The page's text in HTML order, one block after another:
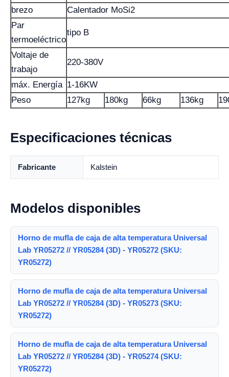
brezo
Calentador MoSi2
Par
termoeléctrico
tipo B
Voltaje de
trabajo
220-380V
máx. Energía 1-16KW
Peso
127kg 180kg 66kg 136kg
Especificaciones técnicas
Fabricante Kalstein
Modelos disponibles
Horno de mufla de caja de alta temperatura Universal
Lab YR05272 // YR05284 (3D) - YR05272 (SKU:
YR05272)
Horno de mufla de caja de alta temperatura Universal
Lab YR05272 // YR05284 (3D) - YR05273 (SKU:
YR05272)
Horno de mufla de caja de alta temperatura Universal
Lab YR05272 // YR05284 (3D) - YR05274 (SKU:
YR05272)